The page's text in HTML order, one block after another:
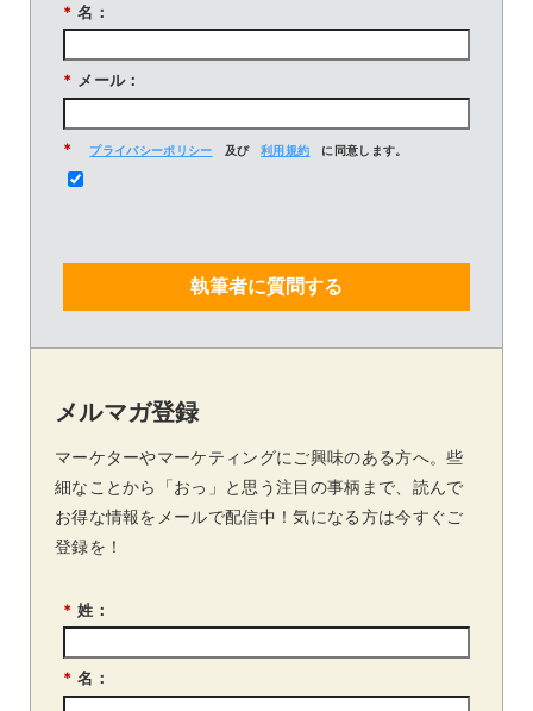
* 名：
* メール：
* プライバシーポリシー 及び 利用規約 に同意します。
執筆者に質問する
メルマガ登録
マーケターやマーケティングにご興味のある方へ。些
細なことから「おっ」と思う注目の事柄まで、読んで
お得な情報をメールで配信中！気になる方は今すぐご
登録を！
* 姓：
* 名：